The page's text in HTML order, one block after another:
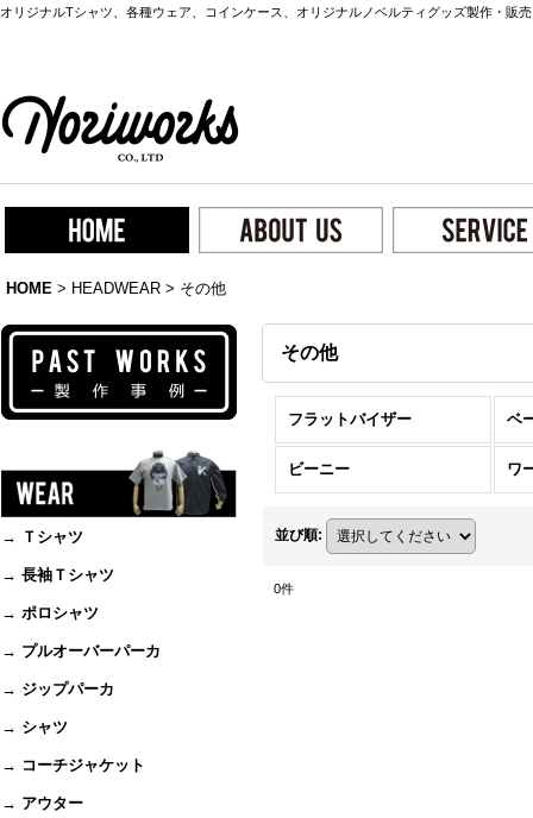
オリジナルTシャツ、各種ウェア、コインケース、オリジナルノベルティグッズ製作・販
HOME > HEADWEAR > その他
→ Ｔシャツ
→ 長袖Ｔシャツ
→ ポロシャツ
→ プルオーバーパーカ
→ ジップパーカ
→ シャツ
→ コーチジャケット
→ アウター
その他
フラットバイザー ベ
ビーニー ワ
並び順:
0件